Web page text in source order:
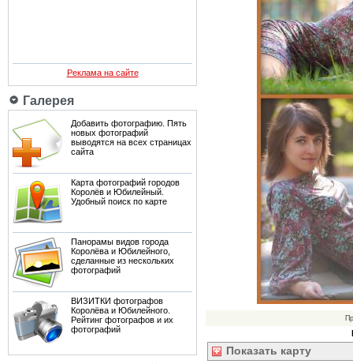
Реклама на сайте
Галерея
Добавить фотографию. Пять
новых фотографий
выводятся на всех страницах
сайта
Карта фотографий городов
Королёв и Юбилейный.
Удобный поиск по карте
Панорамы видов города
Королёва и Юбилейного,
сделанные из нескольких
фотографий
ВИЗИТКИ фотографов
Королёва и Юбилейного.
Рейтинг фотографов и их
фотографий
Показать карту